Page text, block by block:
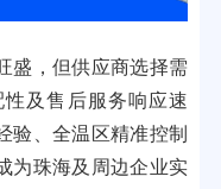
盛，但供应商选择需
及售后服务响应速
验、全温区精准控制
为珠海及周边企业实